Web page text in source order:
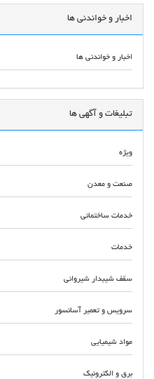
اخبار و خواندنی ها
اخبار و خواندنی ها
تبلیغات و آگهی ها
ویژه
صنعت و معدن
خدمات ساختمانی
خدمات
سقف شیبدار شیروانی
سرویس و تعمیر آسانسور
مواد شیمیایی
برق و الکترونیک